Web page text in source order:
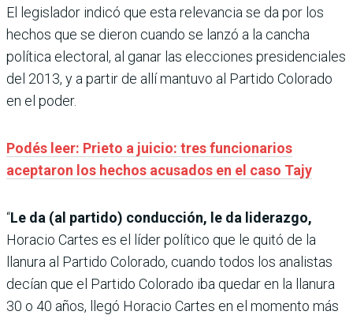
El legislador indicó que esta relevancia se da por los
hechos que se dieron cuando se lanzó a la cancha
política electoral, al ganar las elecciones presidenciales
del 2013, y a partir de allí mantuvo al Partido Colorado
en el poder.
Podés leer: Prieto a juicio: tres funcionarios
aceptaron los hechos acusados en el caso Tajy
“Le da (al partido) conducción, le da liderazgo,
Horacio Cartes es el líder político que le quitó de la
llanura al Partido Colorado, cuando todos los analistas
decían que el Partido Colorado iba quedar en la llanura
30 o 40 años, llegó Horacio Cartes en el momento más